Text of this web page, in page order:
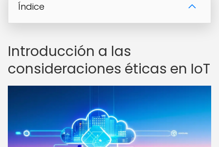
Índice
Introducción a las
consideraciones éticas en IoT